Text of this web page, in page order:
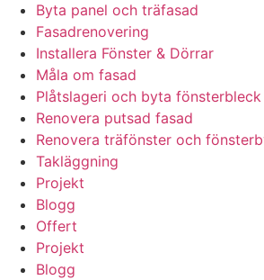
Byta panel och träfasad
Fasadrenovering
Installera Fönster & Dörrar
Måla om fasad
Plåtslageri och byta fönsterbleck
Renovera putsad fasad
Renovera träfönster och
Takläggning
Projekt
Blogg
Offert
Projekt
Blogg